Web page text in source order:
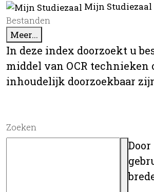
Mijn
Bestanden
Meer...
In deze index doorzoekt u
middel van OCR
inhoudelijk doorzoekbaar
Zoeken